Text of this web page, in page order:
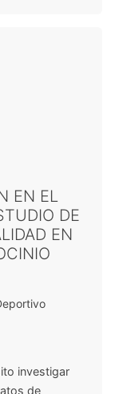
EN EL
DE
EN
investigar
de